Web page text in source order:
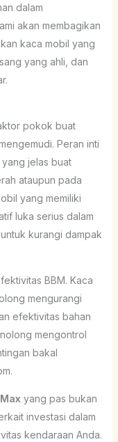
dalam
akan membagikan
kaca mobil yang
yang ahli, dan
pokok buat
Peran inti
jelas buat
ataupun pada
yang memiliki
luka serius dalam
kurangi dampak
BBM. Kaca
mengurangi
efektivitas bahan
mengontrol
bakal
yang pas bukan
investasi dalam
kendaraan Anda.